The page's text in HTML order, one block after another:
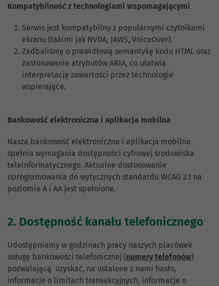
Kompatybilność z technologiami wspomagającymi
Serwis jest kompatybilny z popularnymi czytnikami
ekranu (takimi jak NVDA, JAWS, VoiceOver).
Zadbaliśmy o prawidłową semantykę kodu HTML oraz
zastosowanie atrybutów ARIA, co ułatwia
interpretację zawartości przez technologie
wspierające.
Bankowość elektroniczna i aplikacja mobilna
Nasza bankowość elektroniczna i aplikacja mobilna
spełnia wymagania dostępności cyfrowej środowiska
teleinformatycznego. Aktualne dostosowanie
oprogramowania do wytycznych standardu WCAG 2.1 na
poziomie A i AA jest spełnione.
2. Dostępność kanału telefonicznego
Udostępniamy w godzinach pracy naszych placówek
usługę bankowości telefonicznej (numery telefonów)
pozwalającą uzyskać, na ustalone z nami hasło,
informacje o limitach transakcyjnych, informacje o